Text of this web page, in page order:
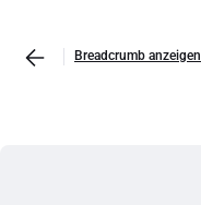
Breadcrumb anzeigen